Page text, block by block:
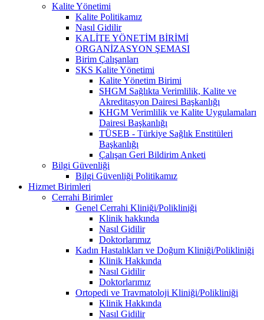
Kalite Yönetimi
Kalite Politikamız
Nasıl Gidilir
KALİTE YÖNETİM BİRİMİ
ORGANİZASYON ŞEMASI
Birim Çalışanları
SKS Kalite Yönetimi
Kalite Yönetim Birimi
SHGM Sağlıkta Verimlilik, Kalite ve
Akreditasyon Dairesi Başkanlığı
KHGM Verimlilik ve Kalite Uygulamaları
Dairesi Başkanlığı
TÜSEB - Türkiye Sağlık Enstitüleri
Başkanlığı
Çalışan Geri Bildirim Anketi
Bilgi Güvenliği
Bilgi Güvenliği Politikamız
Hizmet Birimleri
Cerrahi Birimler
Genel Cerrahi Kliniği/Polikliniği
Klinik hakkında
Nasıl Gidilir
Doktorlarımız
Kadın Hastalıkları ve Doğum Kliniği/Polikliniği
Klinik Hakkında
Nasıl Gidilir
Doktorlarımız
Ortopedi ve Travmatoloji Kliniği/Polikliniği
Klinik Hakkında
Nasıl Gidilir